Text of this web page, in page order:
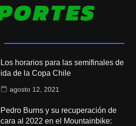
Los horarios para las semifinales de
ida de la Copa Chile
agosto 12, 2021
Pedro Burns y su recuperación de
cara al 2022 en el Mountainbike: